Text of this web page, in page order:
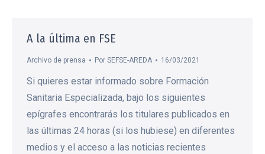
A la última en FSE
Archivo de prensa Por SEFSE-AREDA 16/03/2021
Si quieres estar informado sobre Formación
Sanitaria Especializada, bajo los siguientes
epígrafes encontrarás los titulares publicados en
las últimas 24 horas (si los hubiese) en diferentes
medios y el acceso a las noticias recientes